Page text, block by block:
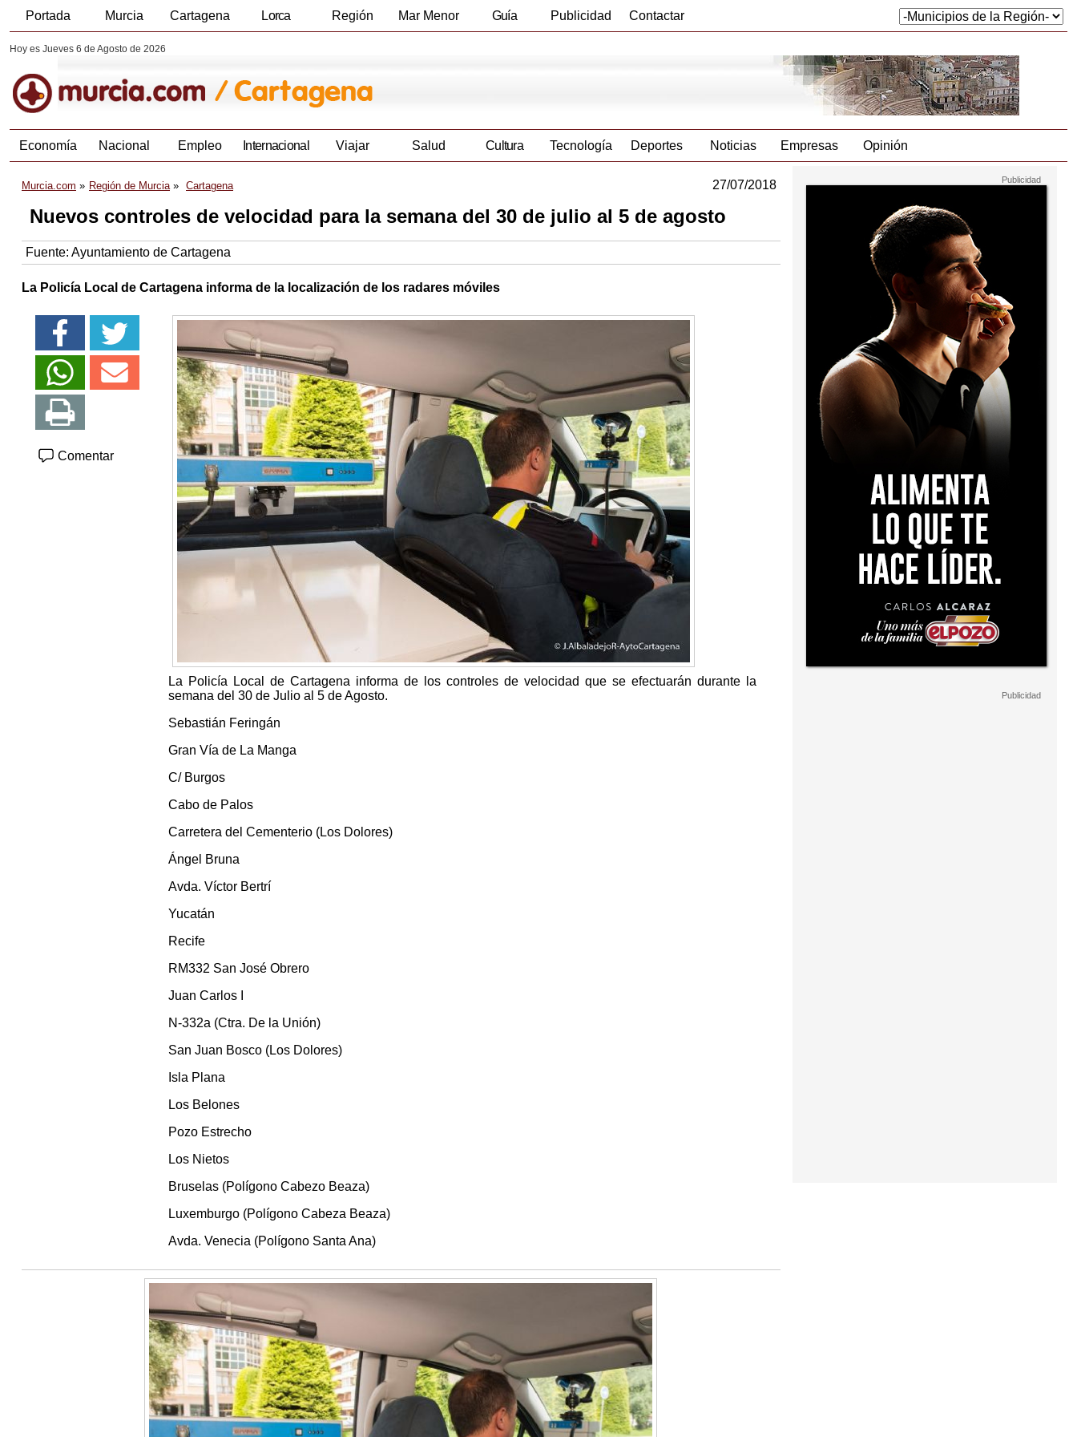
Portada Murcia Cartagena Lorca Región Mar Menor Guía Publicidad Contactar
Hoy es Jueves 6 de Agosto de 2026
Economía Nacional Empleo Internacional Viajar Salud Cultura Tecnología Deportes Noticias Empresas Opinión
Murcia.com Región de Murcia Cartagena 27/07/2018
Nuevos controles de velocidad para la semana del 30 de julio al 5 de agosto
Fuente: Ayuntamiento de Cartagena
La Policía Local de Cartagena informa de la localización de los radares móviles
Comentar
La Policía Local de Cartagena informa de los controles de velocidad que se efectuarán durante la
semana del 30 de Julio al 5 de Agosto.
Sebastián Feringán
Gran Vía de La Manga
C/ Burgos
Cabo de Palos
Carretera del Cementerio (Los Dolores)
Ángel Bruna
Avda. Víctor Bertrí
Yucatán
Recife
RM332 San José Obrero
Juan Carlos I
N-332a (Ctra. De la Unión)
San Juan Bosco (Los Dolores)
Isla Plana
Los Belones
Pozo Estrecho
Los Nietos
Bruselas (Polígono Cabezo Beaza)
Luxemburgo (Polígono Cabeza Beaza)
Avda. Venecia (Polígono Santa Ana)